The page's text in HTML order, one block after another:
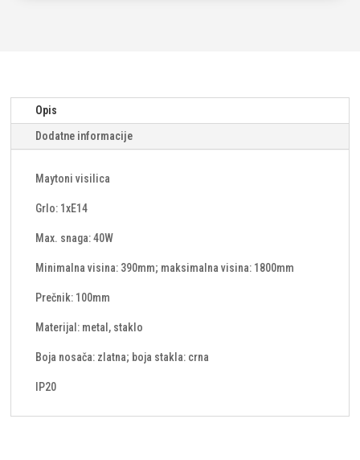
Opis
Dodatne informacije
Maytoni visilica
Grlo: 1xE14
Max. snaga: 40W
Minimalna visina: 390mm; maksimalna visina: 1800mm
Prečnik: 100mm
Materijal: metal, staklo
Boja nosača: zlatna; boja stakla: crna
IP20